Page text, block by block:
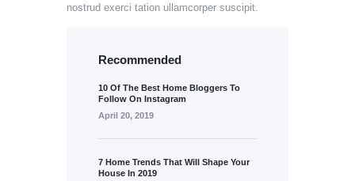
nostrud exerci tation ullamcorper suscipit.
Recommended
10 Of The Best Home Bloggers To
Follow On Instagram
April 20, 2019
7 Home Trends That Will Shape Your
House In 2019